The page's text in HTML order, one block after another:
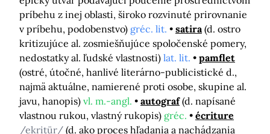
príbehu z inej oblasti, široko rozvinuté prirovnanie
v príbehu, podobenstvo) gréc. lit. satira (d. ostro
kritizujúce al. zosmiešňujúce spoločenské pomery,
nedostatky al. ľudské vlastnosti) lat. lit.
pamflet
(ostré, útočné, hanlivé literárno-publicistické d.,
najmä aktuálne, namierené proti osobe, skupine al.
javu, hanopis) vl. m.-angl. autograf (d. napísané
vlastnou rukou, vlastný rukopis) gréc.
écriture
/ekritür/ (d. ako proces hľadania a nachádzania